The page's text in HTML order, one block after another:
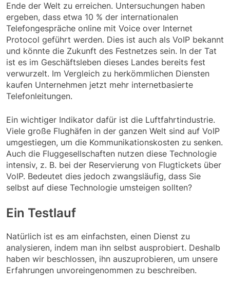
Ende der Welt zu erreichen. Untersuchungen haben
ergeben, dass etwa 10 % der internationalen
Telefongespräche online mit Voice over Internet
Protocol geführt werden. Dies ist auch als VoIP bekannt
und könnte die Zukunft des Festnetzes sein. In der Tat
ist es im Geschäftsleben dieses Landes bereits fest
verwurzelt. Im Vergleich zu herkömmlichen Diensten
kaufen Unternehmen jetzt mehr internetbasierte
Telefonleitungen.
Ein wichtiger Indikator dafür ist die Luftfahrtindustrie.
Viele große Flughäfen in der ganzen Welt sind auf VoIP
umgestiegen, um die Kommunikationskosten zu senken.
Auch die Fluggesellschaften nutzen diese Technologie
intensiv, z. B. bei der Reservierung von Flugtickets über
VoIP. Bedeutet dies jedoch zwangsläufig, dass Sie
selbst auf diese Technologie umsteigen sollten?
Ein Testlauf
Natürlich ist es am einfachsten, einen Dienst zu
analysieren, indem man ihn selbst ausprobiert. Deshalb
haben wir beschlossen, ihn auszuprobieren, um unsere
Erfahrungen unvoreingenommen zu beschreiben.